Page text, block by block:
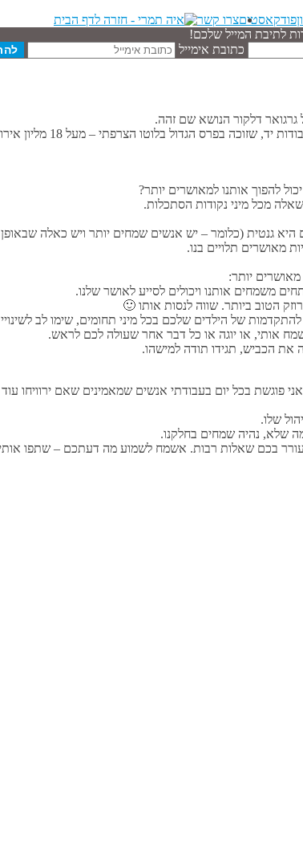
פודקאסטיםצרו קשר
לתיבת המייל שלכם!
כתובת אימייל
דלקור הנושא שם זהה.
בפרס הגדול בלוטו הצרפתי – מעל 18 מליון אירו.
להפוך אותנו למאושרים יותר?
מכל מיני נקודות הסתכלות.
משמחים אותנו ויכולים לסייע לאושר שלנו.
הטוב ביותר. שווה לנסות אותו 🙂
של הילדים שלכם בכל מיני תחומים, שימו לב
אותי, או יוגה או כל דבר אחר שעולה לכם לראש.
את הכביש, תגידו תודה למישהו.
פוגשת בכל יום בעבודתי אנשים שמאמינים שאם
שלו.
שלא, נהיה שמחים בחלקנו.
בכם שאלות רבות. אשמח לשמוע מה דעתכם – שתפו